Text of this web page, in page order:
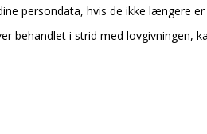
persondata, hvis de ikke længere
behandlet i strid med lovgivningen,